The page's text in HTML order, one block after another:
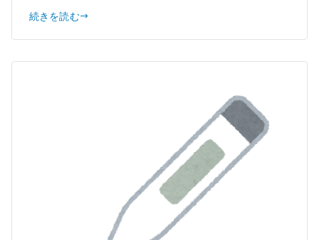
続きを読む